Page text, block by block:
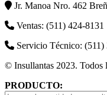
Jr. Manoa Nro. 462
Ventas: (511) 424-8131
Servicio Técnico: (511)
© Insullantas 2023. Todos
PRODUCTO: